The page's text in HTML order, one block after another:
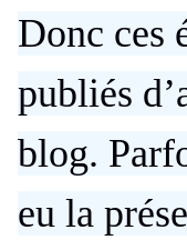
Donc ces
publiés
blog.
eu la